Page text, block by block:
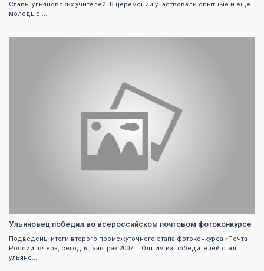
Славы ульяновских учителей. В церемонии участвовали опытные и ещё
молодые ...
Ульяновец победил во всероссийском почтовом фотоконкурсе
Подведены итоги второго промежуточного этапа фотоконкурса «Почта
России: вчера, сегодня, завтра» 2007 г. Одним из победителей стал
ульяно...